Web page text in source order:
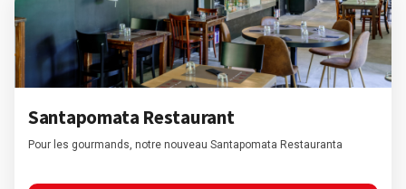
Santapomata Restaurant
Pour les gourmands, notre nouveau Santapomata Restauranta